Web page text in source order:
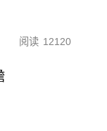
阅读 12120